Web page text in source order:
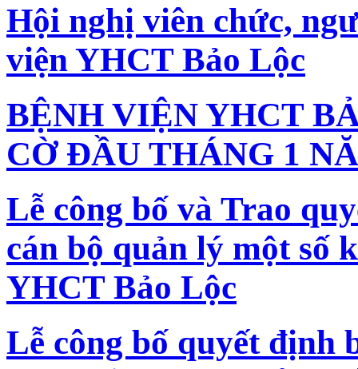
Hội nghị viên chức,
viện YHCT Bảo Lộc
BỆNH VIỆN YHCT
CỜ ĐẦU THÁNG 1
Lễ công bố và Trao
cán bộ quản lý một số
YHCT Bảo Lộc
Lễ công bố quyết định